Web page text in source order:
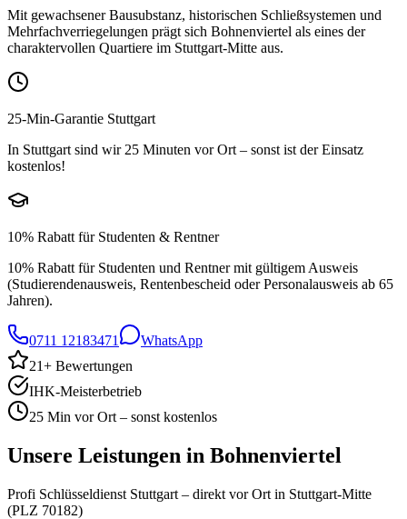
Mit gewachsener Bausubstanz, historischen Schließsystemen und
Mehrfachverriegelungen prägt sich Bohnenviertel als eines der
charaktervollen Quartiere im Stuttgart-Mitte aus.
25-Min-Garantie Stuttgart
In Stuttgart sind wir 25 Minuten vor Ort – sonst ist der Einsatz
kostenlos!
10% Rabatt für Studenten & Rentner
10% Rabatt für Studenten und Rentner mit gültigem Ausweis
(Studierendenausweis, Rentenbescheid oder Personalausweis ab 65
Jahren).
0711 12183471
WhatsApp
21+ Bewertungen
IHK-Meisterbetrieb
25 Min vor Ort – sonst kostenlos
Unsere Leistungen in Bohnenviertel
Profi Schlüsseldienst Stuttgart – direkt vor Ort in Stuttgart-Mitte
(PLZ 70182)